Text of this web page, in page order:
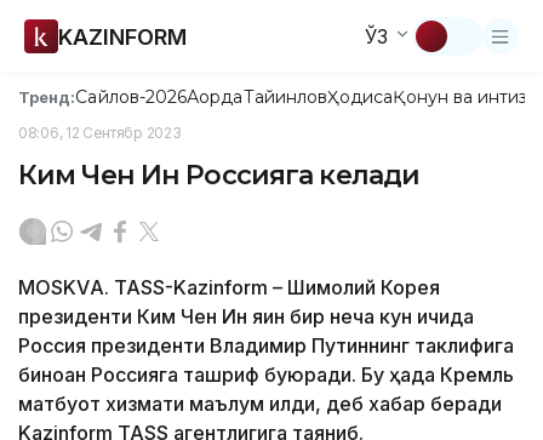
KAZINFORM ЎЗ
Тренд:Сайлов-2026АқордаТайинловҲодисаҚонун ва
08:06, 12 Сентябр 2023
Ким Чен Ин Россияга келади
МОSKVА. TASS-Kazinform – Шимолий Корея
президенти Ким Чен Ин яқин бир неча кун ичида
Россия президенти Владимир Путиннинг таклифига
биноан Россияга ташриф буюради. Бу ҳақда Кремль
матбуот хизмати маълум қилди, деб хабар беради
Kazinform TASS агентлигига таяниб.